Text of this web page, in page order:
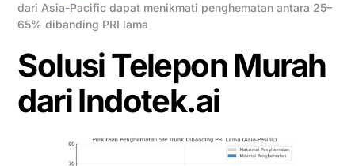
dari Asia-Pacific dapat menikmati penghematan antara 25–
65% dibanding PRI lama
Solusi Telepon Murah
dari Indotek.ai